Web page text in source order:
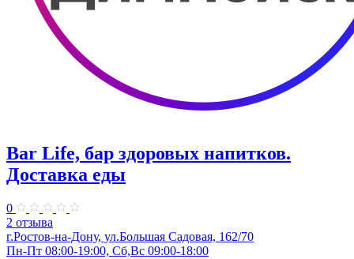
Bar Life, бар здоровых напитков.
Доставка еды
0
2 отзыва
г.Ростов-на-Дону, ул.Большая Садовая, 162/70
Пн-Пт 08:00-19:00, Сб,Вс 09:00-18:00